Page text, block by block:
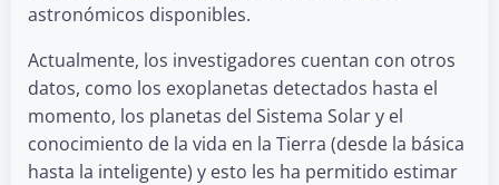
astronómicos disponibles.
Actualmente, los investigadores cuentan con otros
datos, como los exoplanetas detectados hasta el
momento, los planetas del Sistema Solar y el
conocimiento de la vida en la Tierra (desde la básica
hasta la inteligente) y esto les ha permitido estimar